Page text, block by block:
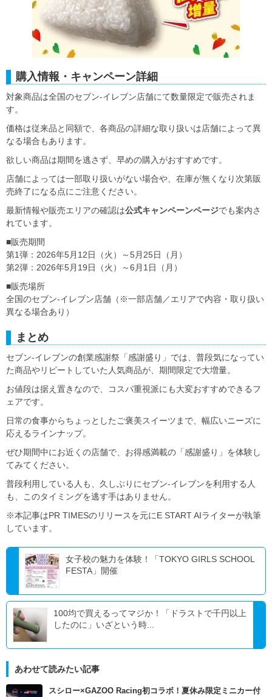
購入情報・キャンペーン詳細
対象商品は全国のセブン‐イレブン店舗にて数量限定で販売されま
す。
価格は従来品と同額で、各商品の詳細な取り扱いは店舗によって異
なる場合もあります。
欲しい商品は期間を逃さず、早めの購入がおすすめです。
店舗によっては一部取り扱いがない場合や、在庫が無くなり次第販
売終了になる点にご注意ください。
最新情報や販売エリアの確認は公式キャンペーンページでも案内さ
れています。
■販売期間
第1弾：2026年5月12日（火）～5月25日（月）
第2弾：2026年5月19日（火）～6月1日（月）
■販売場所
全国のセブン‐イレブン店舗（※一部店舗／エリアで内容・取り扱い
異なる場合あり）
まとめ
セブン-イレブンの創業感謝祭「感謝盛り」では、普段気になってい
た商品やリピートしていた人気商品が、期間限定で大増量。
お値段は据え置きなので、コスパ重視派にも大変おすすめできるフ
ェアです。
日常の食事からちょっとしたご褒美スイーツまで、幅広いニーズに
応えるラインナップ。
ぜひ期間中にお近くの店舗で、お得感満載の「感謝盛り」を体験し
てみてください。
普段利用している人も、久しぶりにセブン-イレブンを利用する人
も、このタイミングを逃す手はありません。
※本記事はPR TIMESのリリースを元にE START AIライターが執筆
しています。
女子校の魅力を体験！「TOKYO GIRLS SCHOOL
FESTA」開催
100均で買えるってマジか！「ドラストで千円以上
したのに」いざという時...
あわせて読みたい記事
スシロー×GAZOO Racing初コラボ！夏休み限定ミニカー付